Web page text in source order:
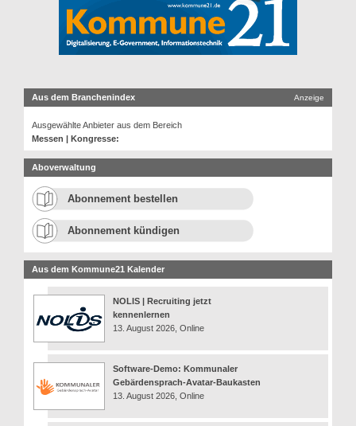
Aus dem Branchenindex Anzeige
Ausgewählte Anbieter aus dem Bereich
Messen | Kongresse:
Aboverwaltung
Abonnement bestellen
Abonnement kündigen
Aus dem Kommune21 Kalender
NOLIS | Recruiting jetzt
kennenlernen
13. August 2026, Online
Software-Demo: Kommunaler
Gebärdensprach-Avatar-Baukasten
13. August 2026, Online